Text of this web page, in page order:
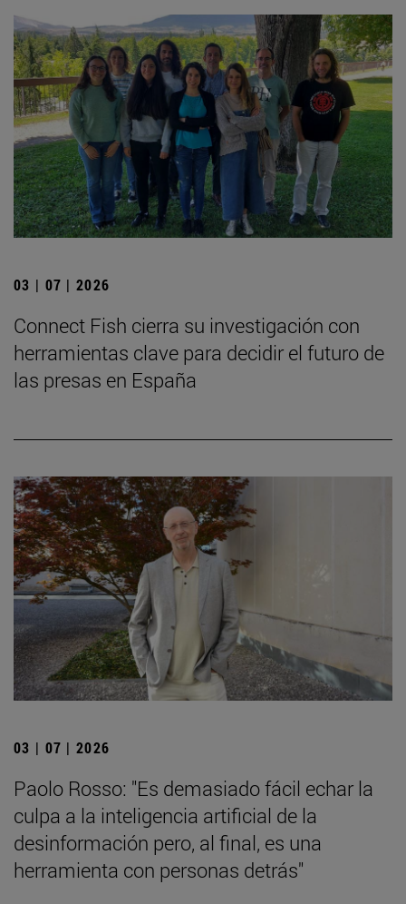
03 | 07 | 2026
Connect Fish cierra su investigación con
herramientas clave para decidir el futuro de
las presas en España
03 | 07 | 2026
Paolo Rosso: "Es demasiado fácil echar la
culpa a la inteligencia artificial de la
desinformación pero, al final, es una
herramienta con personas detrás"